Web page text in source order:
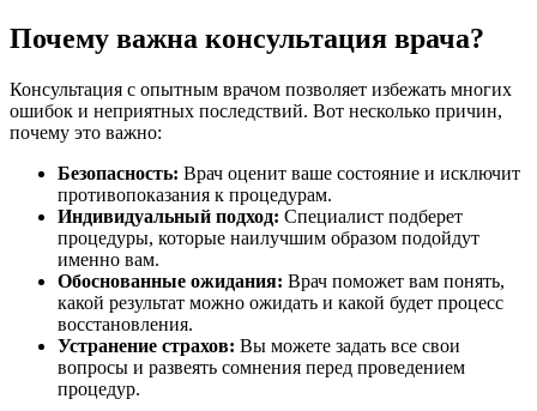
Почему важна консультация врача?
Консультация с опытным врачом позволяет избежать многих
ошибок и неприятных последствий. Вот несколько причин,
почему это важно:
Безопасность: Врач оценит ваше состояние и исключит
противопоказания к процедурам.
Индивидуальный подход: Специалист подберет
процедуры, которые наилучшим образом подойдут
именно вам.
Обоснованные ожидания: Врач поможет вам понять,
какой результат можно ожидать и какой будет процесс
восстановления.
Устранение страхов: Вы можете задать все свои
вопросы и развеять сомнения перед проведением
процедур.